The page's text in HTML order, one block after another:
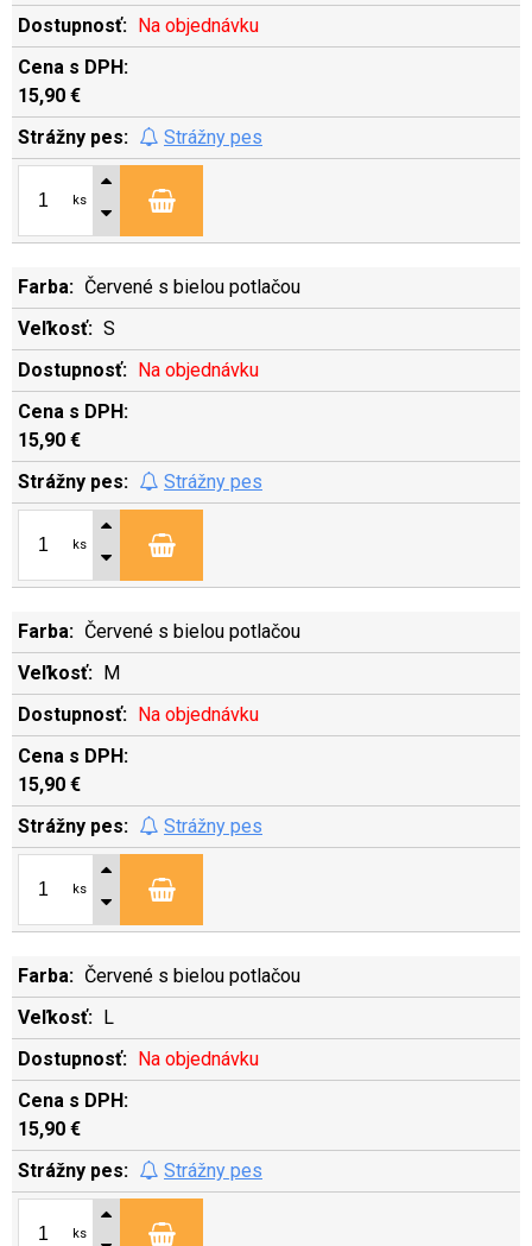
Na objednávku
15,90 €
Strážny pes
ks
Červené s bielou potlačou
S
Na objednávku
15,90 €
Strážny pes
ks
Červené s bielou potlačou
M
Na objednávku
15,90 €
Strážny pes
ks
Červené s bielou potlačou
L
Na objednávku
15,90 €
Strážny pes
ks